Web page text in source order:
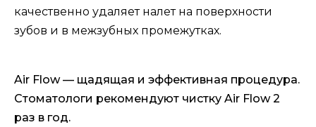
качественно удаляет налет на поверхности
зубов и в межзубных промежутках.
Air Flow — щадящая и эффективная процедура.
Стоматологи рекомендуют чистку Air Flow 2
раз в год.